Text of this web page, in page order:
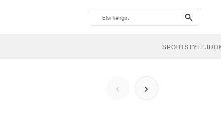
search-
btn
SPORTSTYLE